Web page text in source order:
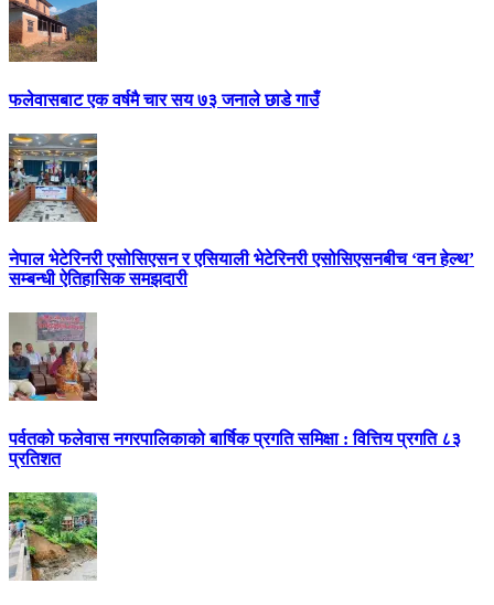
फलेवासबाट एक वर्षमै चार सय ७३ जनाले छाडे गाउँ
नेपाल भेटेरिनरी एसोसिएसन र एसियाली भेटेरिनरी एसोसिएसनबीच ‘वन हेल्थ’
सम्बन्धी ऐतिहासिक समझदारी
पर्वतको फलेवास नगरपालिकाको बार्षिक प्रगति समिक्षा : वित्तिय प्रगति ८३
प्रतिशत